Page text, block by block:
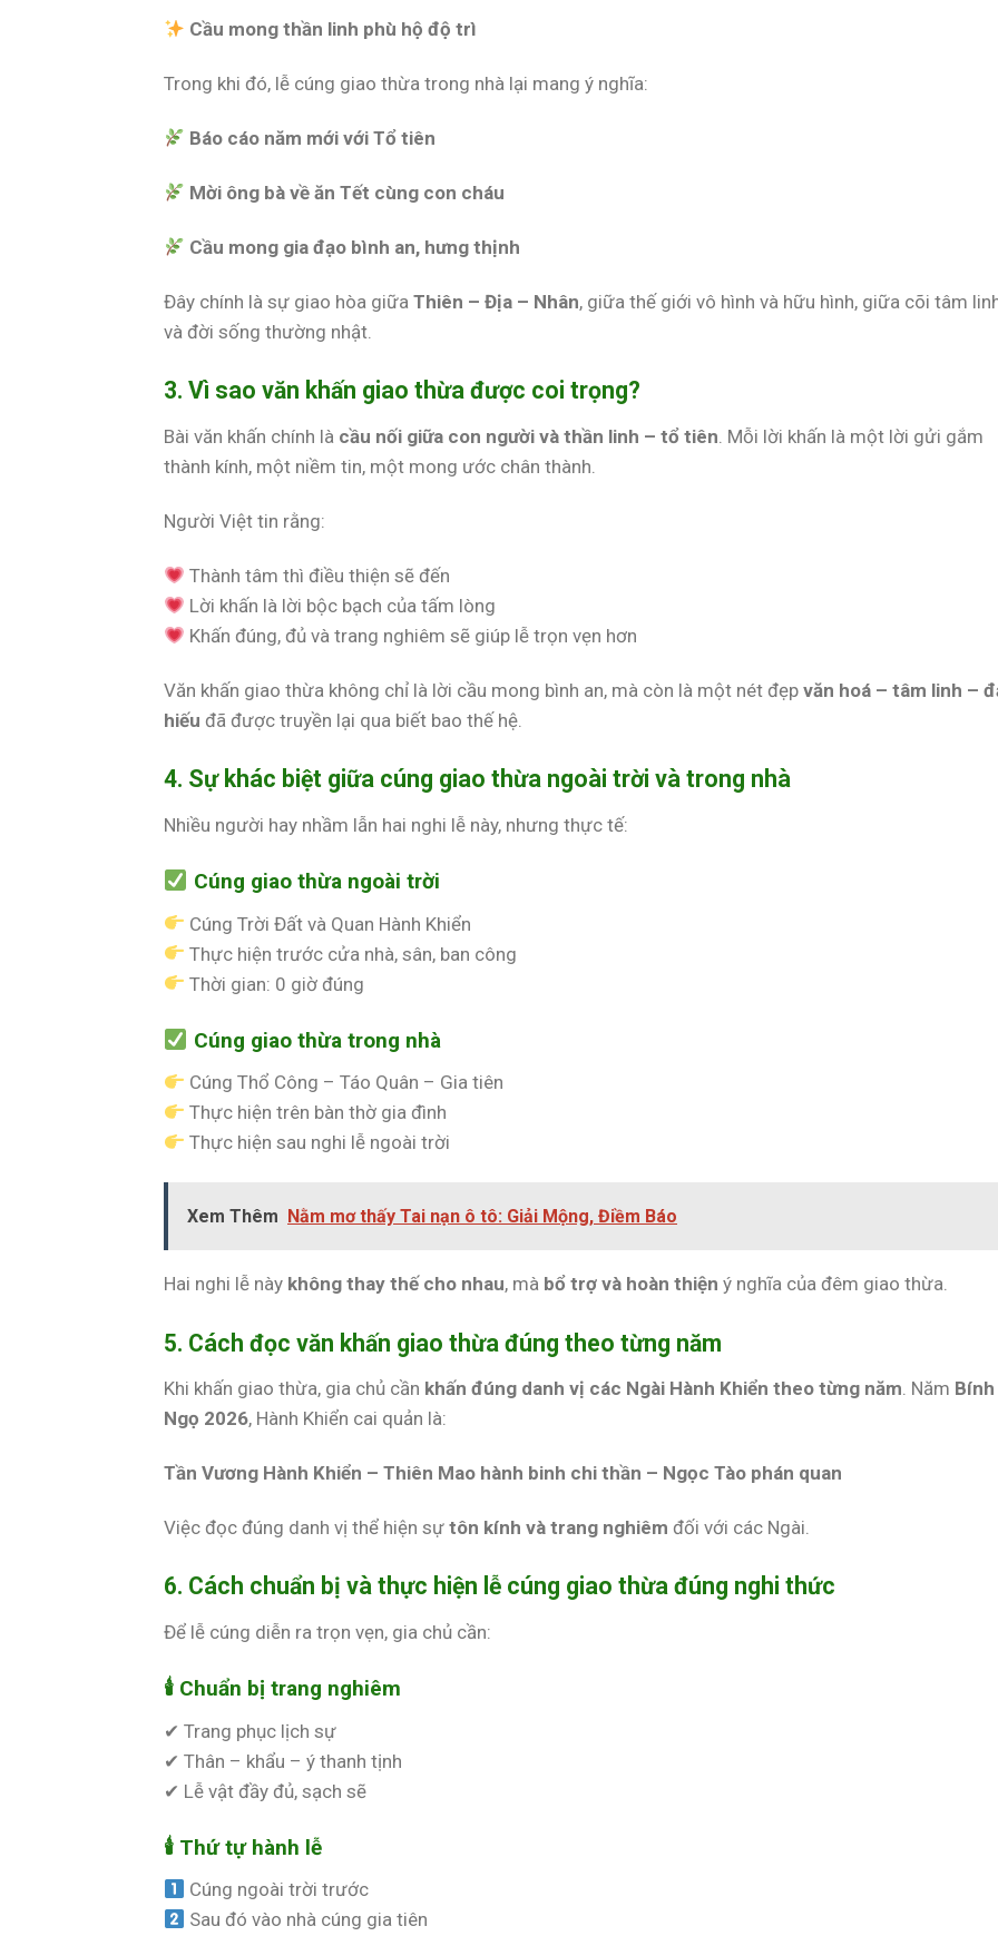
Cầu mong thần linh phù hộ độ trì
Trong khi đó, lễ cúng giao thừa trong nhà lại mang ý nghĩa:
Báo cáo năm mới với Tổ tiên
Mời ông bà về ăn Tết cùng con cháu
Cầu mong gia đạo bình an, hưng thịnh
Đây chính là sự giao hòa giữa Thiên – Địa – Nhân, giữa thế giới vô hình và hữu hình, giữa cõi tâm
và đời sống thường nhật.
3. Vì sao văn khấn giao thừa được coi trọng?
Bài văn khấn chính là cầu nối giữa con người và thần linh – tổ tiên. Mỗi lời khấn là một lời gửi gắm
thành kính, một niềm tin, một mong ước chân thành.
Người Việt tin rằng:
Thành tâm thì điều thiện sẽ đến
Lời khấn là lời bộc bạch của tấm lòng
Khấn đúng, đủ và trang nghiêm sẽ giúp lễ trọn vẹn hơn
Văn khấn giao thừa không chỉ là lời cầu mong bình an, mà còn là một nét đẹp văn hoá – tâm linh –
hiếu đã được truyền lại qua biết bao thế hệ.
4. Sự khác biệt giữa cúng giao thừa ngoài trời và trong nhà
Nhiều người hay nhầm lẫn hai nghi lễ này, nhưng thực tế:
Cúng giao thừa ngoài trời
Cúng Trời Đất và Quan Hành Khiển
Thực hiện trước cửa nhà, sân, ban công
Thời gian: 0 giờ đúng
Cúng giao thừa trong nhà
Cúng Thổ Công – Táo Quân – Gia tiên
Thực hiện trên bàn thờ gia đình
Thực hiện sau nghi lễ ngoài trời
Xem Thêm Nằm mơ thấy Tai nạn ô tô: Giải Mộng, Điềm Báo
Hai nghi lễ này không thay thế cho nhau, mà bổ trợ và hoàn thiện ý nghĩa của đêm giao thừa.
5. Cách đọc văn khấn giao thừa đúng theo từng năm
Khi khấn giao thừa, gia chủ cần khấn đúng danh vị các Ngài Hành Khiển theo từng năm. Năm Bính
Ngọ 2026, Hành Khiển cai quản là:
Tần Vương Hành Khiển – Thiên Mao hành binh chi thần – Ngọc Tào phán quan
Việc đọc đúng danh vị thể hiện sự tôn kính và trang nghiêm đối với các Ngài.
6. Cách chuẩn bị và thực hiện lễ cúng giao thừa đúng nghi thức
Để lễ cúng diễn ra trọn vẹn, gia chủ cần:
🕯 Chuẩn bị trang nghiêm
✔ Trang phục lịch sự
✔ Thân – khẩu – ý thanh tịnh
✔ Lễ vật đầy đủ, sạch sẽ
🕯 Thứ tự hành lễ
Cúng ngoài trời trước
Sau đó vào nhà cúng gia tiên